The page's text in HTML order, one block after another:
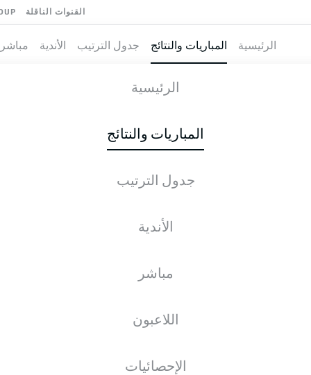
القنوات الناقلة
الرئيسية المباريات والنتائج جدول الترتيب الأندية مباشر
الرئيسية
المباريات والنتائج
جدول الترتيب
الأندية
مباشر
اللاعبون
الإحصائيات
2
3
التشكيلات